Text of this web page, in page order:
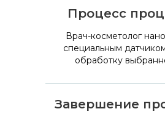
Врач-косметолог
специальным
обработку
Процесс
Завершение